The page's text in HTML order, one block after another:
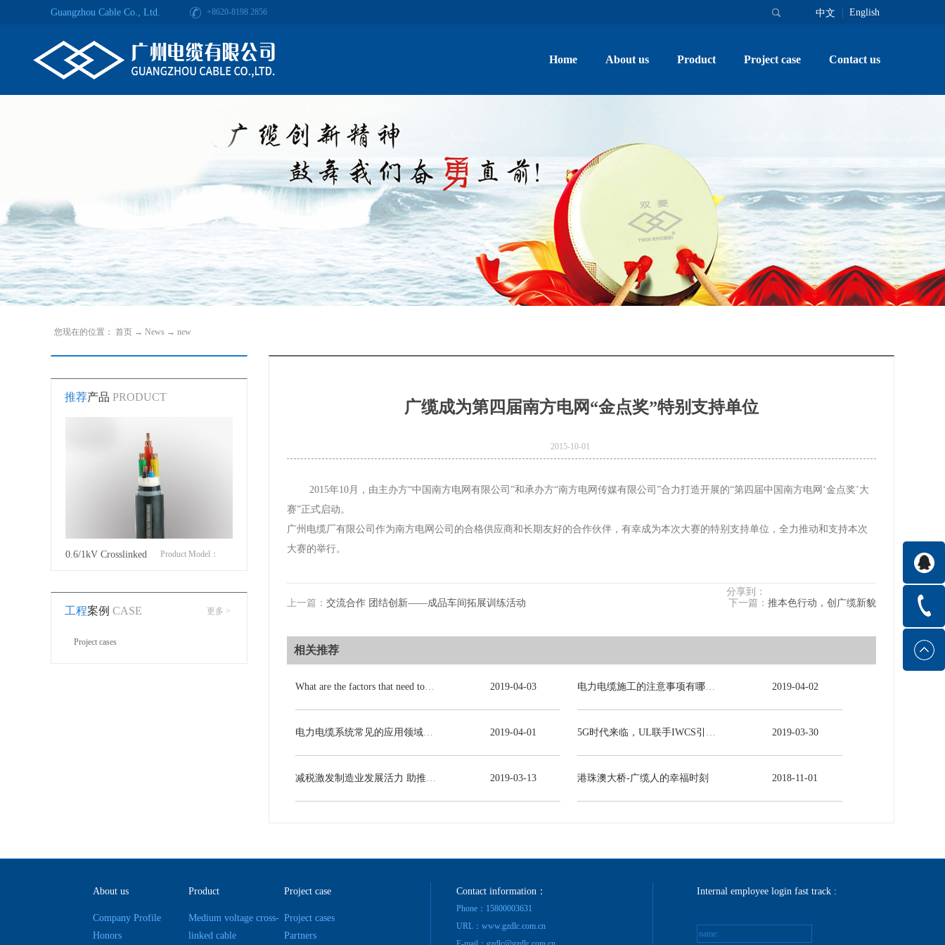
Guangzhou Cable Co., Ltd. +8620-8198 2856 中文 English
Home About us Product Project case Contact us
推荐产品 PRODUCT
0.6/1kV Crosslinked
power cable
Product Model： Cotton Covered Wire Product Model：
BYJ(F)RVVRVVP
工程案例 CASE
Project cases
更多 >
您现在的位置： 首页 → News → new
广缆成为第四届南方电网“金点奖”特别支持单位
2015-10-01
2015年10月，由主办方“中国南方电网有限公司”和承办方“南方电网传媒有限公司”合力打造开展的“第四届中国南方电网‘金点奖’大
赛”正式启动。
广州电缆厂有限公司作为南方电网公司的合格供应商和长期友好的合作伙伴，有幸成为本次大赛的特别支持单位，全力推动和支持本次
大赛的举行。
分享到：
上一篇： 交流合作 团结创新——成品车间拓展训练活动 下一篇： 推本色行动，创广缆新貌
相关推荐
What are the factors that need to be consulted in choosing power cables? 2019-04-03 电力电缆施工的注意事项有哪些？ 2019-04-02
电力电缆系统常见的应用领域有哪些？ 2019-04-01 5G时代来临，UL联手IWCS引领线缆行业发展新未来 2019-03-30
减税激发制造业发展活力 助推线缆行业高质量发展 2019-03-13 港珠澳大桥-广缆人的幸福时刻 2018-11-01
About us
Company Profile
Honors
Product
Medium voltage cross-
linked cable
Project case
Project cases
Partners
Contact information：
Phone：15800003631
URL：www.gzdlc.com.cn
Internal employee login fast track :
name: